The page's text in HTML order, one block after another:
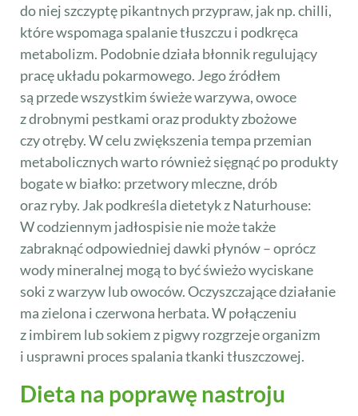
do niej szczyptę pikantnych przypraw, jak np. chilli,
które wspomaga spalanie tłuszczu i podkręca
metabolizm. Podobnie działa błonnik regulujący
pracę układu pokarmowego. Jego źródłem
są przede wszystkim świeże warzywa, owoce
z drobnymi pestkami oraz produkty zbożowe
czy otręby. W celu zwiększenia tempa przemian
metabolicznych warto również sięgnąć po produkty
bogate w białko: przetwory mleczne, drób
oraz ryby. Jak podkreśla dietetyk z Naturhouse:
W codziennym jadłospisie nie może także
zabraknąć odpowiedniej dawki płynów – oprócz
wody mineralnej mogą to być świeżo wyciskane
soki z warzyw lub owoców. Oczyszczające działanie
ma zielona i czerwona herbata. W połączeniu
z imbirem lub sokiem z pigwy rozgrzeje organizm
i usprawni proces spalania tkanki tłuszczowej.
Dieta na poprawę nastroju